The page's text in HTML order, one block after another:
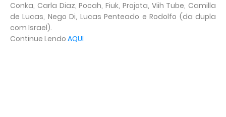
Conka, Carla Diaz, Pocah, Fiuk, Projota, Viih Tube, Camilla
de Lucas, Nego Di, Lucas Penteado e Rodolfo (da dupla
com Israel).
Continue Lendo AQUI